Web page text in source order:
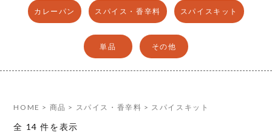
カレーパン スパイス・香辛料 スパイスキット
単品 その他
HOME > 商品 > スパイス・香辛料 > スパイスキット
全 14 件を表示